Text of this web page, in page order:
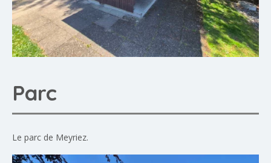
Parc
Le parc de Meyriez.